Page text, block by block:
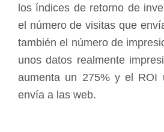
los índices de retorno de
el número de visitas que
también el número de
unos datos realmente
aumenta un 275% y el ROI
envía a las web.